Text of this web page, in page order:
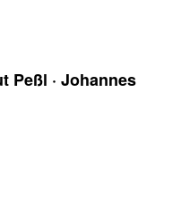
Peßl · Johannes